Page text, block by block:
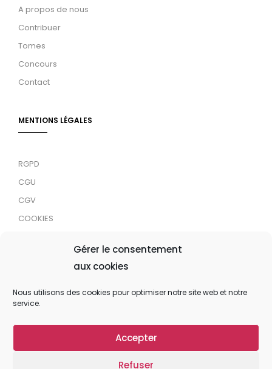
Gérer le consentement
aux cookies
Nous utilisons des cookies pour optimiser notre site web et notre
service.
Accepter
Refuser
A propos de nous
Contribuer
Tomes
Concours
Contact
MENTIONS LÉGALES
RGPD
CGU
CGV
COOKIES